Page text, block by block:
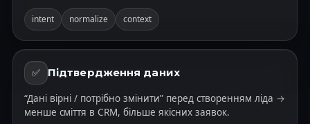
intent normalize context
✅ Підтвердження даних
“Дані вірні / потрібно змінити” перед створенням ліда →
менше сміття в CRM, більше якісних заявок.